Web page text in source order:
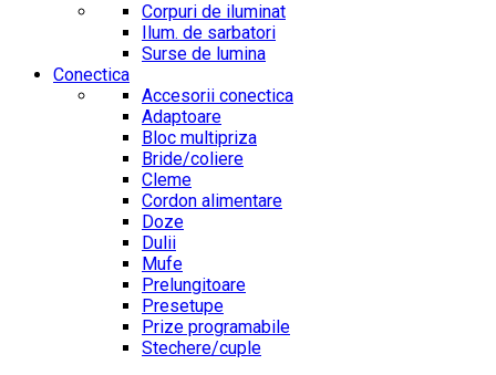
Corpuri de iluminat
Ilum. de sarbatori
Surse de lumina
Conectica
Accesorii conectica
Adaptoare
Bloc multipriza
Bride/coliere
Cleme
Cordon alimentare
Doze
Dulii
Mufe
Prelungitoare
Presetupe
Prize programabile
Stechere/cuple